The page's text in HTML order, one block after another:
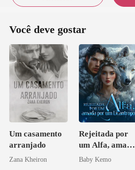
Você deve gostar
Um casamento
arranjado
Zana Kheiron
Rejeitada por
um Alfa, amada
por um
Baby Kemo